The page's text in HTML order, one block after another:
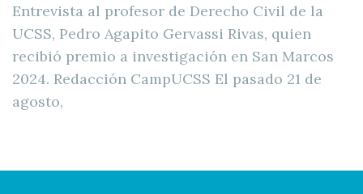
Entrevista al profesor de Derecho Civil de la
UCSS, Pedro Agapito Gervassi Rivas, quien
recibió premio a investigación en San Marcos
2024. Redacción CampUCSS El pasado 21 de
agosto,